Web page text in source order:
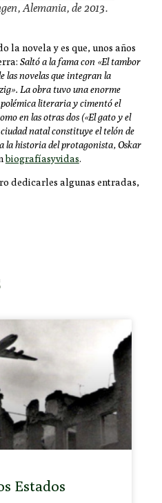
Alemania, de 2013.
la novela y es que, unos años
Saltó a la fama con «El tambor
las novelas que integran la
La obra tuvo una enorme
literaria y cimentó el
en las otras dos («El gato y el
natal constituye el telón de
la historia del protagonista, Oskar
biografíasyvidas.
dedicarles algunas entradas,
Estados